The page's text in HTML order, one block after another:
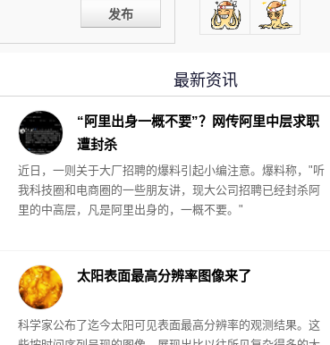
发布
最新资讯
“阿里出身一概不要”？网传阿里中层求职
遭封杀
近日，一则关于大厂招聘的爆料引起小编注意。爆料称，"听
我科技圈和电商圈的一些朋友讲，现大公司招聘已经封杀阿
里的中高层，凡是阿里出身的，一概不要。"
太阳表面最高分辨率图像来了
科学家公布了迄今太阳可见表面最高分辨率的观测结果。这